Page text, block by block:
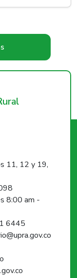
11, 12 y 19,
8:00 am -
6445